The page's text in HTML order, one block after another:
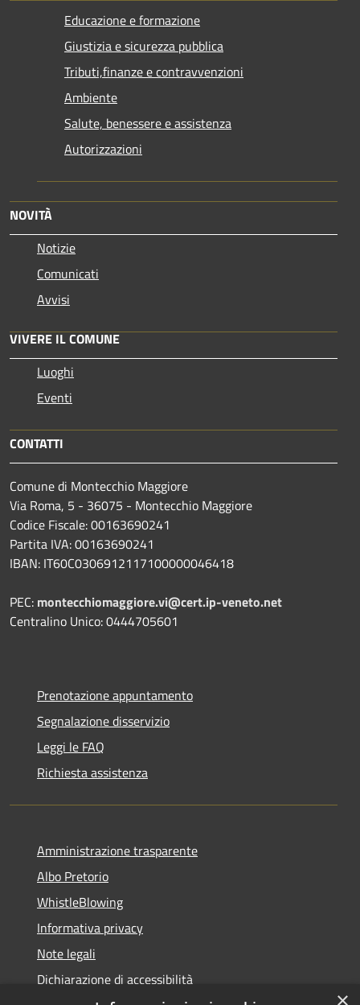
Educazione e formazione
Giustizia e sicurezza pubblica
Tributi,finanze e contravvenzioni
Ambiente
Salute, benessere e assistenza
Autorizzazioni
NOVITÀ
Notizie
Comunicati
Avvisi
VIVERE IL COMUNE
Luoghi
Eventi
CONTATTI
Comune di Montecchio Maggiore
Via Roma, 5 - 36075 - Montecchio Maggiore
Codice Fiscale: 00163690241
Partita IVA: 00163690241
IBAN: IT60C0306912117100000046418
PEC: montecchiomaggiore.vi@cert.ip-veneto.net
Centralino Unico: 0444705601
Prenotazione appuntamento
Segnalazione disservizio
Leggi le FAQ
Richiesta assistenza
Amministrazione trasparente
Albo Pretorio
WhistleBlowing
Informativa privacy
Note legali
Dichiarazione di accessibilità